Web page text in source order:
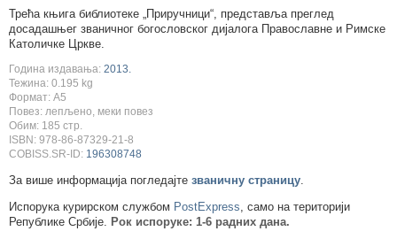
Трећа књига библиотеке „Приручници“, представља преглед
досадашњег званичног богословског дијалога Православне и Римске
Католичке Цркве.
Година издавања: 2013.
Тежина: 0.195 kg
Формат: A5
Повез: лепљено, меки повез
Обим: 185 стр.
ISBN: 978-86-87329-21-8
COBISS.SR-ID: 196308748
За више информација погледајте званичну страницу.
Испорука курирском службом PostExpress , само на територији
Републике Србије.
Рок испоруке: 1-6 радних дана.